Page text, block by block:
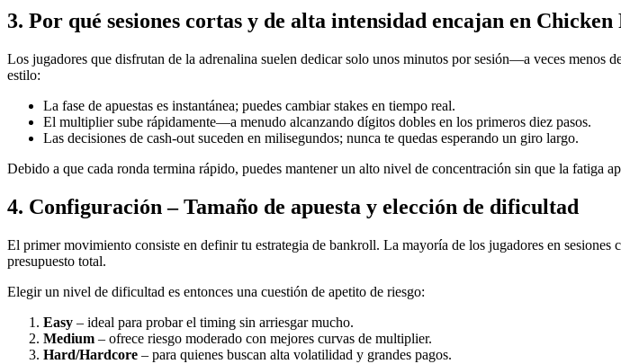
3. Por qué sesiones cortas y de alta intensidad encajan en Chicken
Los jugadores que disfrutan de la adrenalina suelen dedicar solo unos minutos por sesión—a veces
estilo:
La fase de apuestas es instantánea; puedes cambiar stakes en tiempo real.
El multiplier sube rápidamente—a menudo alcanzando dígitos dobles en los primeros diez pasos.
Las decisiones de cash‑out suceden en milisegundos; nunca te quedas esperando un giro largo.
Debido a que cada ronda termina rápido, puedes mantener un alto nivel de concentración sin que la fatiga
4. Configuración – Tamaño de apuesta y elección de dificultad
El primer movimiento consiste en definir tu estrategia de bankroll. La mayoría de los jugadores en
presupuesto total.
Elegir un nivel de dificultad es entonces una cuestión de apetito de riesgo:
Easy – ideal para probar el timing sin arriesgar mucho.
Medium – ofrece riesgo moderado con mejores curvas de multiplier.
Hard/Hardcore – para quienes buscan alta volatilidad y grandes pagos.